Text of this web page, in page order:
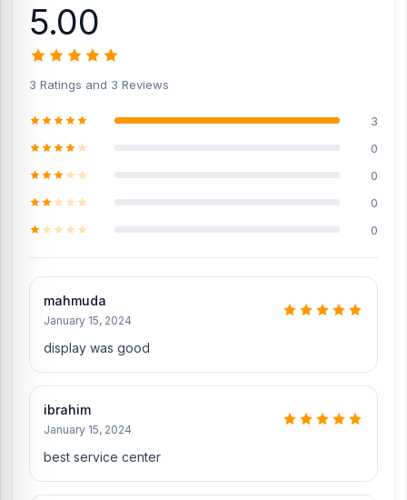
5.00
3 Ratings and 3 Reviews
3
0
0
0
0
mahmuda
January 15, 2024
display was good
ibrahim
January 15, 2024
best service center